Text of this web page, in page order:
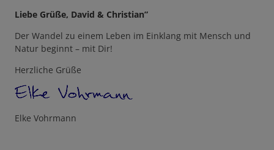
Liebe Grüße, David & Christian”
Der Wandel zu einem Leben im Einklang mit Mensch und
Natur beginnt – mit Dir!
Herzliche Grüße
Elke Vohrmann